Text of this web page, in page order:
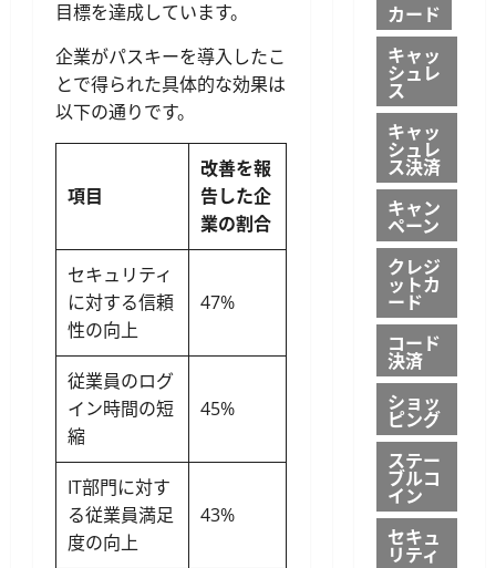
目標を達成しています。
企業がパスキーを導入したこ
とで得られた具体的な効果は
以下の通りです。
項目
改善を報
告した企
業の割合
セキュリティ
に対する信頼
性の向上
47%
従業員のログ
イン時間の短
縮
45%
IT部門に対す
る従業員満足
度の向上
43%
カード
キャッ
シュレ
ス
キャッ
シュレ
ス決済
キャン
ペーン
クレジ
ットカ
ード
コード
決済
ショッ
ピング
ステー
ブルコ
イン
セキュ
リティ